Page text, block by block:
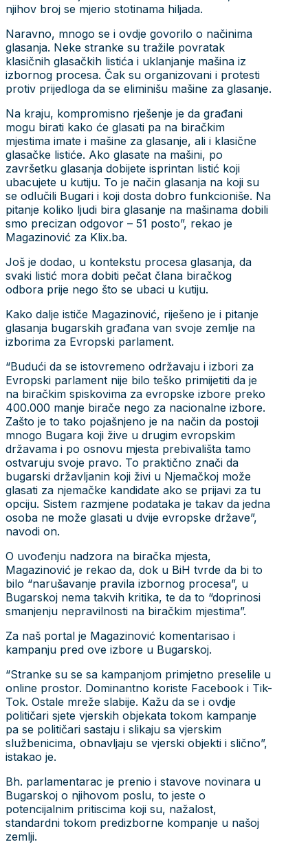
njihov broj se mjerio stotinama hiljada.
Naravno, mnogo se i ovdje govorilo o načinima
glasanja. Neke stranke su tražile povratak
klasičnih glasačkih listića i uklanjanje mašina iz
izbornog procesa. Čak su organizovani i protesti
protiv prijedloga da se eliminišu mašine za glasanje.
Na kraju, kompromisno rješenje je da građani
mogu birati kako će glasati pa na biračkim
mjestima imate i mašine za glasanje, ali i klasične
glasačke listiće. Ako glasate na mašini, po
završetku glasanja dobijete isprintan listić koji
ubacujete u kutiju. To je način glasanja na koji su
se odlučili Bugari i koji dosta dobro funkcioniše. Na
pitanje koliko ljudi bira glasanje na mašinama dobili
smo precizan odgovor – 51 posto”, rekao je
Magazinović za Klix.ba.
Još je dodao, u kontekstu procesa glasanja, da
svaki listić mora dobiti pečat člana biračkog
odbora prije nego što se ubaci u kutiju.
Kako dalje ističe Magazinović, riješeno je i pitanje
glasanja bugarskih građana van svoje zemlje na
izborima za Evropski parlament.
“Budući da se istovremeno održavaju i izbori za
Evropski parlament nije bilo teško primijetiti da je
na biračkim spiskovima za evropske izbore preko
400.000 manje birače nego za nacionalne izbore.
Zašto je to tako pojašnjeno je na način da postoji
mnogo Bugara koji žive u drugim evropskim
državama i po osnovu mjesta prebivališta tamo
ostvaruju svoje pravo. To praktično znači da
bugarski državljanin koji živi u Njemačkoj može
glasati za njemačke kandidate ako se prijavi za tu
opciju. Sistem razmjene podataka je takav da jedna
osoba ne može glasati u dvije evropske države”,
navodi on.
O uvođenju nadzora na biračka mjesta,
Magazinović je rekao da, dok u BiH tvrde da bi to
bilo “narušavanje pravila izbornog procesa”, u
Bugarskoj nema takvih kritika, te da to “doprinosi
smanjenju nepravilnosti na biračkim mjestima”.
Za naš portal je Magazinović komentarisao i
kampanju pred ove izbore u Bugarskoj.
“Stranke su se sa kampanjom primjetno preselile u
online prostor. Dominantno koriste Facebook i Tik-
Tok. Ostale mreže slabije. Kažu da se i ovdje
političari sjete vjerskih objekata tokom kampanje
pa se političari sastaju i slikaju sa vjerskim
službenicima, obnavljaju se vjerski objekti i slično”,
istakao je.
Bh. parlamentarac je prenio i stavove novinara u
Bugarskoj o njihovom poslu, to jeste o
potencijalnim pritiscima koji su, nažalost,
standardni tokom predizborne kompanje u našoj
zemlji.